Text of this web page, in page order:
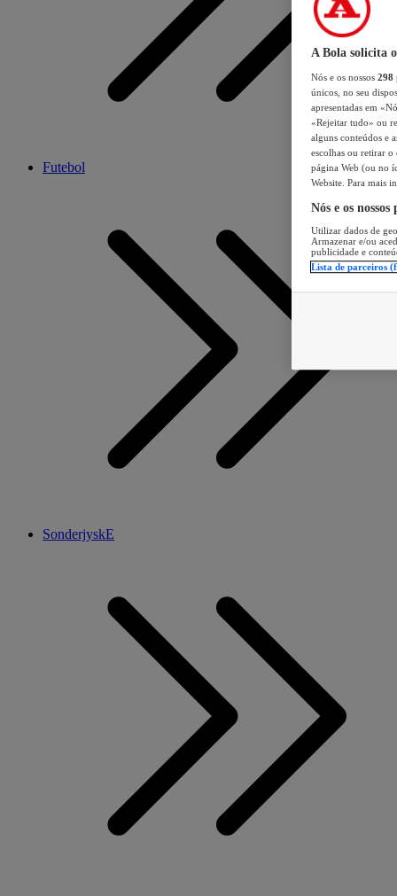
Futebol
SonderjyskE
A Bola solicita
Nós e os nossos 298
únicos, no seu
apresentadas em
«Rejeitar tudo» ou
alguns conteúdos e
escolhas ou retirar
página Web (ou no
Website. Para mais
Nós e os
Utilizar dados de
Armazenar e/ou
publicidade e
Lista de parceiros